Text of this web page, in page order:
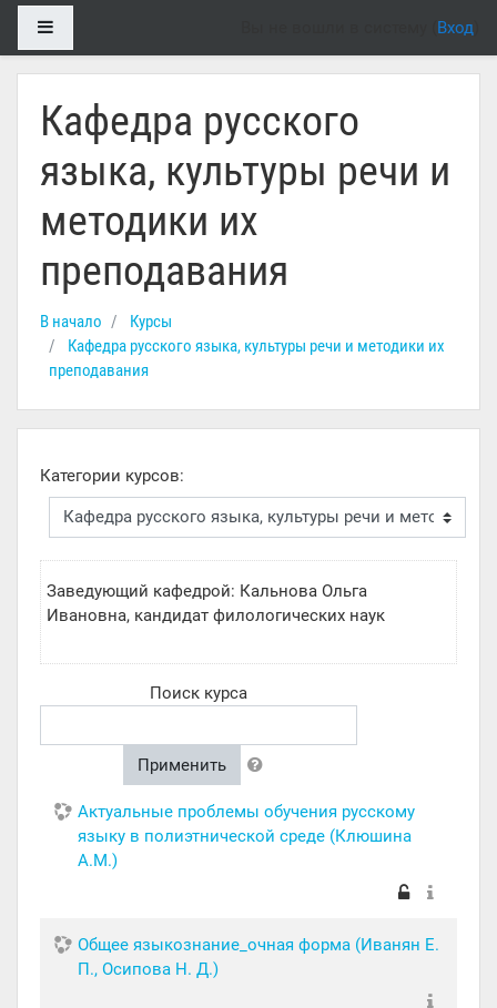
Перейти к основному содержанию
Вход
Кафедра русского
языка, культуры речи и
методики их
преподавания
В начало
Курсы
Кафедра русского языка, культуры речи и методики их
преподавания
Категории курсов:
Заведующий кафедрой: Кальнова Ольга
Ивановна, кандидат филологических наук
Поиск курса
Применить
Актуальные проблемы обучения русскому
языку в полиэтнической среде (Клюшина
А.М.)
Общее языкознание_очная форма (Иванян Е.
П., Осипова Н. Д.)